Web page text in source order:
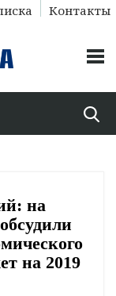
Контакты
на
на 2019